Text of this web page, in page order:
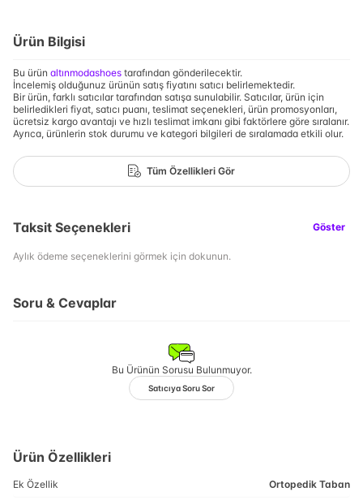
Ürün Bilgisi
Bu ürün altınmodashoes tarafından gönderilecektir.
İncelemiş olduğunuz ürünün satış fiyatını satıcı belirlemektedir.
Bir ürün, farklı satıcılar tarafından satışa sunulabilir. Satıcılar, ürün için
belirledikleri fiyat, satıcı puanı, teslimat seçenekleri, ürün promosyonları,
ücretsiz kargo avantajı ve hızlı teslimat imkanı gibi faktörlere göre sıralanır.
Ayrıca, ürünlerin stok durumu ve kategori bilgileri de sıralamada etkili olur.
Tüm Özellikleri Gör
Taksit Seçenekleri Göster
Aylık ödeme seçeneklerini görmek için dokunun.
Soru & Cevaplar
Bu Ürünün Sorusu Bulunmuyor.
Satıcıya Soru Sor
Ürün Özellikleri
Ek Özellik Ortopedik Taban